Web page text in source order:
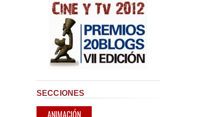
SECCIONES
ANIMACIÓN